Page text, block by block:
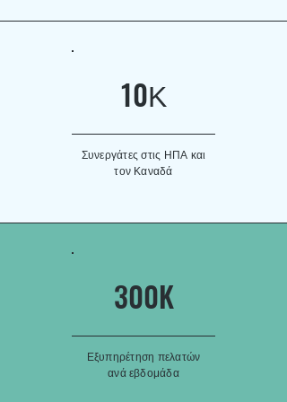
10Κ
Συνεργάτες στις ΗΠΑ και
τον Καναδά
300K
Εξυπηρέτηση πελατών
ανά εβδομάδα